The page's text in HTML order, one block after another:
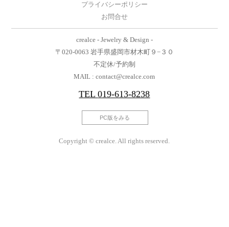
プライバシーポリシー
お問合せ
crealce - Jewelry & Design -
〒020-0063 岩手県盛岡市材木町９−３０
不定休/予約制
MAIL : contact@crealce.com
TEL019-613-8238
PC版をみる
Copyright © crealce. All rights reserved.